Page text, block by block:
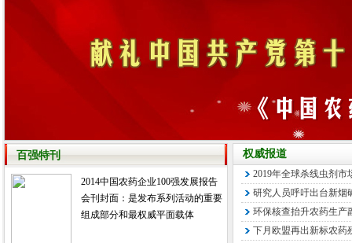
百强特刊
2014中国农药企业100强发展报告
会刊封面：是发布系列活动的重要
组成部分和最权威平面载体
权威报道
2019年全球杀线虫剂市
研究人员呼吁出台新烟
环保核查抬升农药生产
下月欧盟再出新标农药